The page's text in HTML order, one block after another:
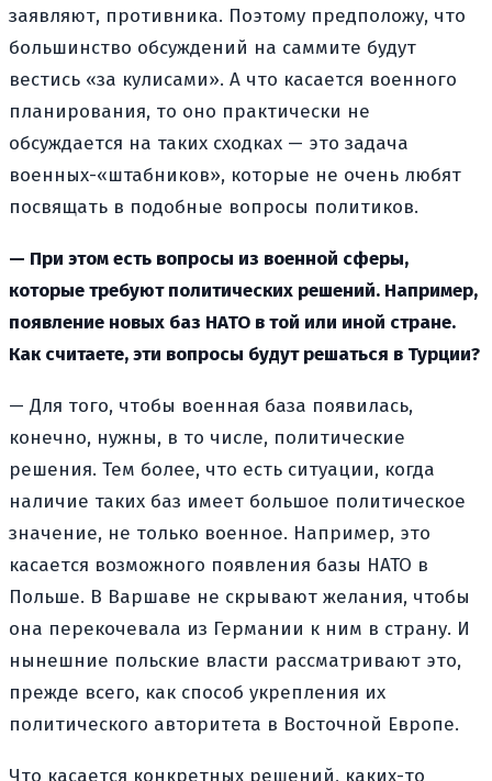
заявляют, противника. Поэтому предположу, что
большинство обсуждений на саммите будут
вестись «за кулисами». А что касается военного
планирования, то оно практически не
обсуждается на таких сходках — это задача
военных-«штабников», которые не очень любят
посвящать в подобные вопросы политиков.
— При этом есть вопросы из военной сферы,
которые требуют политических решений. Например,
появление новых баз НАТО в той или иной стране.
Как считаете, эти вопросы будут решаться в Турции?
— Для того, чтобы военная база появилась,
конечно, нужны, в то числе, политические
решения. Тем более, что есть ситуации, когда
наличие таких баз имеет большое политическое
значение, не только военное. Например, это
касается возможного появления базы НАТО в
Польше. В Варшаве не скрывают желания, чтобы
она перекочевала из Германии к ним в страну. И
нынешние польские власти рассматривают это,
прежде всего, как способ укрепления их
политического авторитета в Восточной Европе.
Что касается конкретных решений, каких-то